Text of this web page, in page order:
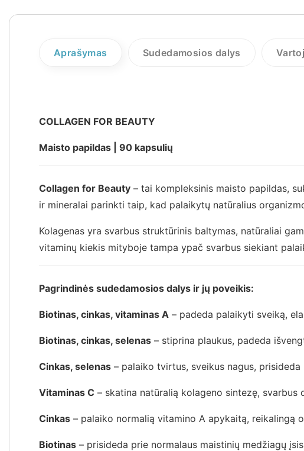
Aprašymas Sudedamosios dalys
COLLAGEN FOR BEAUTY
Maisto papildas | 90 kapsulių
Collagen for Beauty – tai kompleksinis maisto papildas,
ir mineralai parinkti taip, kad palaikytų natūralius
Kolagenas yra svarbus struktūrinis baltymas, natūraliai
vitaminų kiekis mityboje tampa ypač svarbus siekiant
Pagrindinės sudedamosios dalys ir jų poveikis:
Biotinas, cinkas, vitaminas A – padeda palaikyti sveiką,
Biotinas, cinkas, selenas – stiprina plaukus, padeda
Cinkas, selenas – palaiko tvirtus, sveikus nagus,
Vitaminas C – skatina natūralią kolageno sintezę,
Cinkas – palaiko normalią vitamino A apykaitą, reikalingą
Biotinas – prisideda prie normalaus maistinių medžiagų